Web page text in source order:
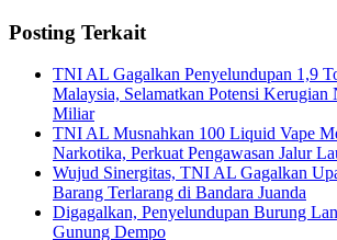
Posting Terkait
TNI AL Gagalkan Penyelundupan 1,9
Malaysia, Selamatkan Potensi Kerugian
Miliar
TNI AL Musnahkan 100 Liquid Vape
Narkotika, Perkuat Pengawasan Jalur
Wujud Sinergitas, TNI AL Gagalkan
Barang Terlarang di Bandara Juanda
Digagalkan, Penyelundupan Burung
Gunung Dempo